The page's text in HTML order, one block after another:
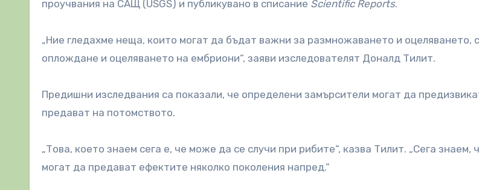
проучвания на САЩ (USGS) и публикувано в списание Scientific Reports.
„Ние гледахме неща, които могат да бъдат важни за размножаването и оцеляването,
оплождане и оцеляването на ембриони“, заяви изследователят Доналд Тилит.
Предишни изследвания са показали, че определени замърсители могат да
предават на потомството.
„Това, което знаем сега е, че може да се случи при рибите“, казва Тилит. „Сега
могат да предават ефектите няколко поколения напред.“